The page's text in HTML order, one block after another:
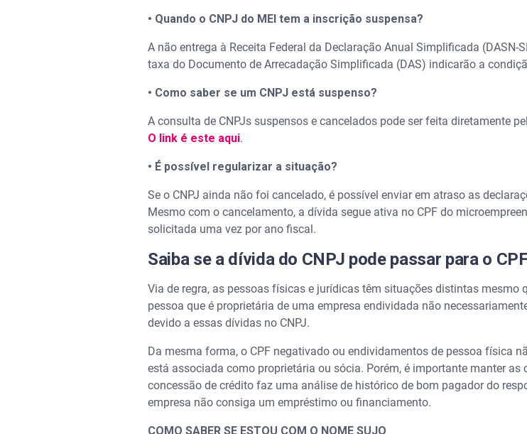
• Quando o CNPJ do MEI tem a inscrição suspensa?
A não entrega à Receita Federal da Declaração Anual Simplificada
taxa do Documento de Arrecadação Simplificada (DAS) indicarão a
• Como saber se um CNPJ está suspenso?
A consulta de CNPJs suspensos e cancelados pode ser feita diretamente
O link é este aqui.
• É possível regularizar a situação?
Se o CNPJ ainda não foi cancelado, é possível enviar em atraso as
Mesmo com o cancelamento, a dívida segue ativa no CPF do
solicitada uma vez por ano fiscal.
Saiba se a dívida do CNPJ pode passar para o CPF
Via de regra, as pessoas físicas e jurídicas têm situações distintas mesmo
pessoa que é proprietária de uma empresa endividada não
devido a essas dívidas no CNPJ.
Da mesma forma, o CPF negativado ou endividamentos de pessoa física
está associada como proprietária ou sócia. Porém, é importante manter
concessão de crédito faz uma análise de histórico de bom pagador do
empresa não consiga um empréstimo ou financiamento.
COMO SABER SE ESTOU COM O NOME SUJO